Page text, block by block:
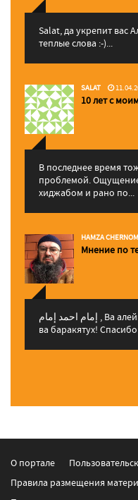
Salat, да укрепит вас
теплые слова :-)...
SALAT
10 лет с
В последнее время
проблемой.
хиджабом и рано по...
HAMZA
Мнение по
إمام احمد إمام , Ва алейкум ассалам ва рахматуЛлахи
ва баракятух!
О портале
Правила размещения